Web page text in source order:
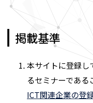
掲載基準
本サイトに登録し
るセミナーである
ICT関連企業の登